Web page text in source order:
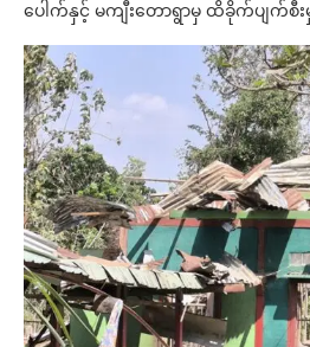
ပေါက်နှင့် မကျီးတောရွာမှ ထိခိုက်ပျက်စီးမှု